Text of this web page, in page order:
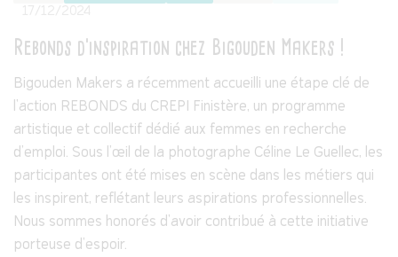
Rebonds d’inspiration chez Bigouden Makers !
Bigouden Makers a récemment accueilli une étape clé de
l'action REBONDS du CREPI Finistère, un programme
artistique et collectif dédié aux femmes en recherche
d'emploi. Sous l'œil de la photographe Céline Le Guellec, les
participantes ont été mises en scène dans les métiers qui
les inspirent, reflétant leurs aspirations professionnelles.
Nous sommes honorés d'avoir contribué à cette initiative
porteuse d'espoir.